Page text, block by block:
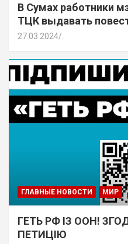
В Сумах работники
ТЦК выдавать
27.03.2024
ГЛАВНЫЕ НОВОСТИ МИР
ГЕТЬ РФ ІЗ ООН!
ПЕТИЦІЮ